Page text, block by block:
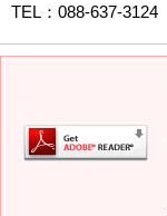
TEL ：088-637-3124